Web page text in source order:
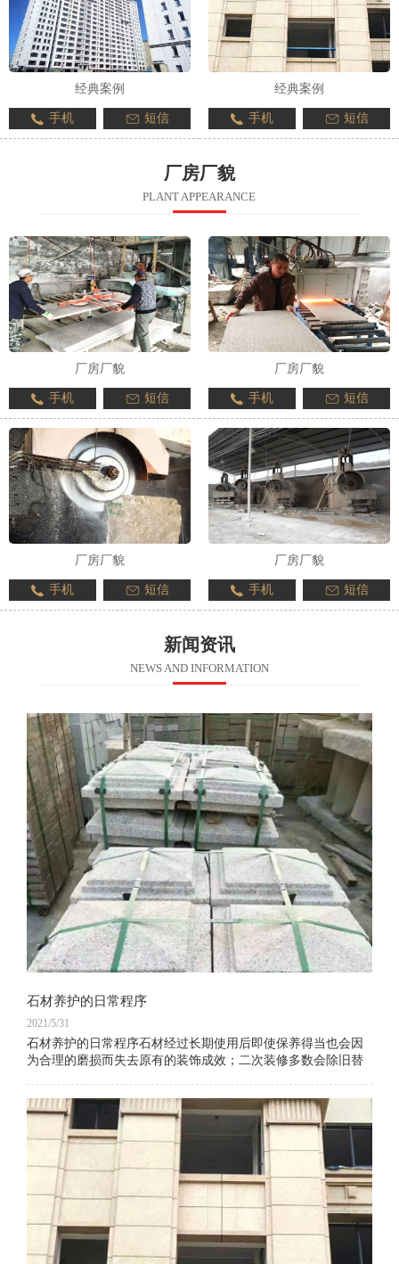
经典案例
手机 短信
经典案例
手机 短信
厂房厂貌
PLANT APPEARANCE
厂房厂貌
手机 短信
厂房厂貌
手机 短信
厂房厂貌
手机 短信
厂房厂貌
手机 短信
新闻资讯
NEWS AND INFORMATION
石材养护的日常程序
2021/5/31
石材养护的日常程序石材经过长期使用后即使保养得当也会因
为合理的磨损而失去原有的装饰成效；二次装修多数会除旧替